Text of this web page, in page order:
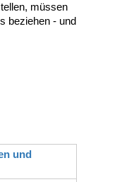
müssen
beziehen - und
und